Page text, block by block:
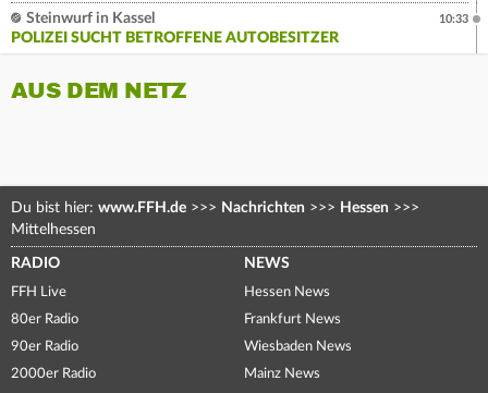
Steinwurf in Kassel
POLIZEI SUCHT BETROFFENE AUTOBESITZER
10:33
AUS DEM NETZ
Du bist hier: www.FFH.de >>> Nachrichten >>> Hessen >>>
Mittelhessen
RADIO
FFH Live
80er Radio
90er Radio
2000er Radio
NEWS
Hessen News
Frankfurt News
Wiesbaden News
Mainz News